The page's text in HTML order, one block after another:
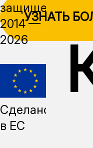
защищены,
2014 —
2026
Сделано
в ЕС
УЗНАТЬ